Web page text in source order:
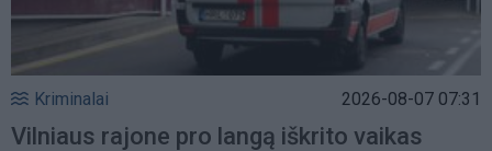
Kriminalai 2026-08-07 07:31
Vilniaus rajone pro langą iškrito vaikas